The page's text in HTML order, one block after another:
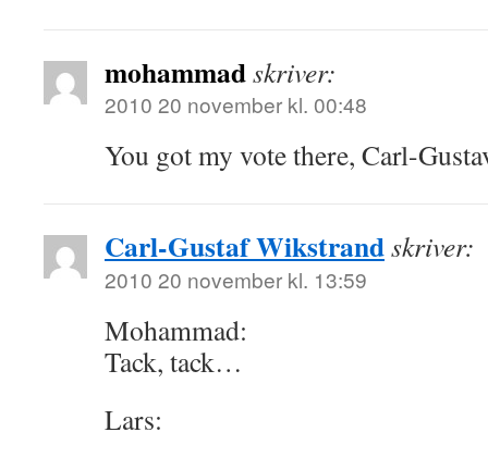
mohammadskriver:
2010 20 november kl. 00:48
You got my vote there, Carl-
Carl-Gustaf Wikstrandskriver:
2010 20 november kl. 13:59
Mohammad:
Tack, tack…
Lars: